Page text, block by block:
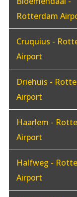
Rotterdam
Cruquius -
Airport
Driehuis -
Airport
Haarlem -
Airport
Halfweg -
Airport